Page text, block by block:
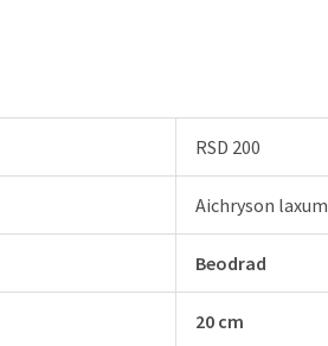
RSD 200
Aichryson laxum
Beodrad
20 cm